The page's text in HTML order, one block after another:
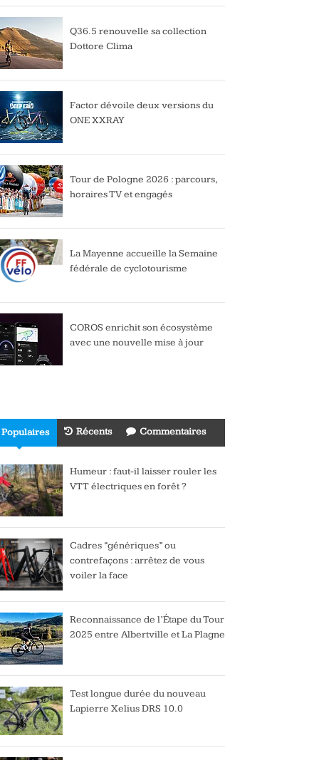
Q36.5 renouvelle sa collection
Dottore Clima
Factor dévoile deux versions du
ONE XXRAY
Tour de Pologne 2026 : parcours,
horaires TV et engagés
La Mayenne accueille la Semaine
fédérale de cyclotourisme
COROS enrichit son écosystème
avec une nouvelle mise à jour
Populaires Récents Commentaires
Humeur : faut-il laisser rouler les
VTT électriques en forêt ?
Cadres “génériques” ou
contrefaçons : arrêtez de vous
voiler la face
Reconnaissance de l’Étape du Tour
2025 entre Albertville et La Plagne
Test longue durée du nouveau
Lapierre Xelius DRS 10.0